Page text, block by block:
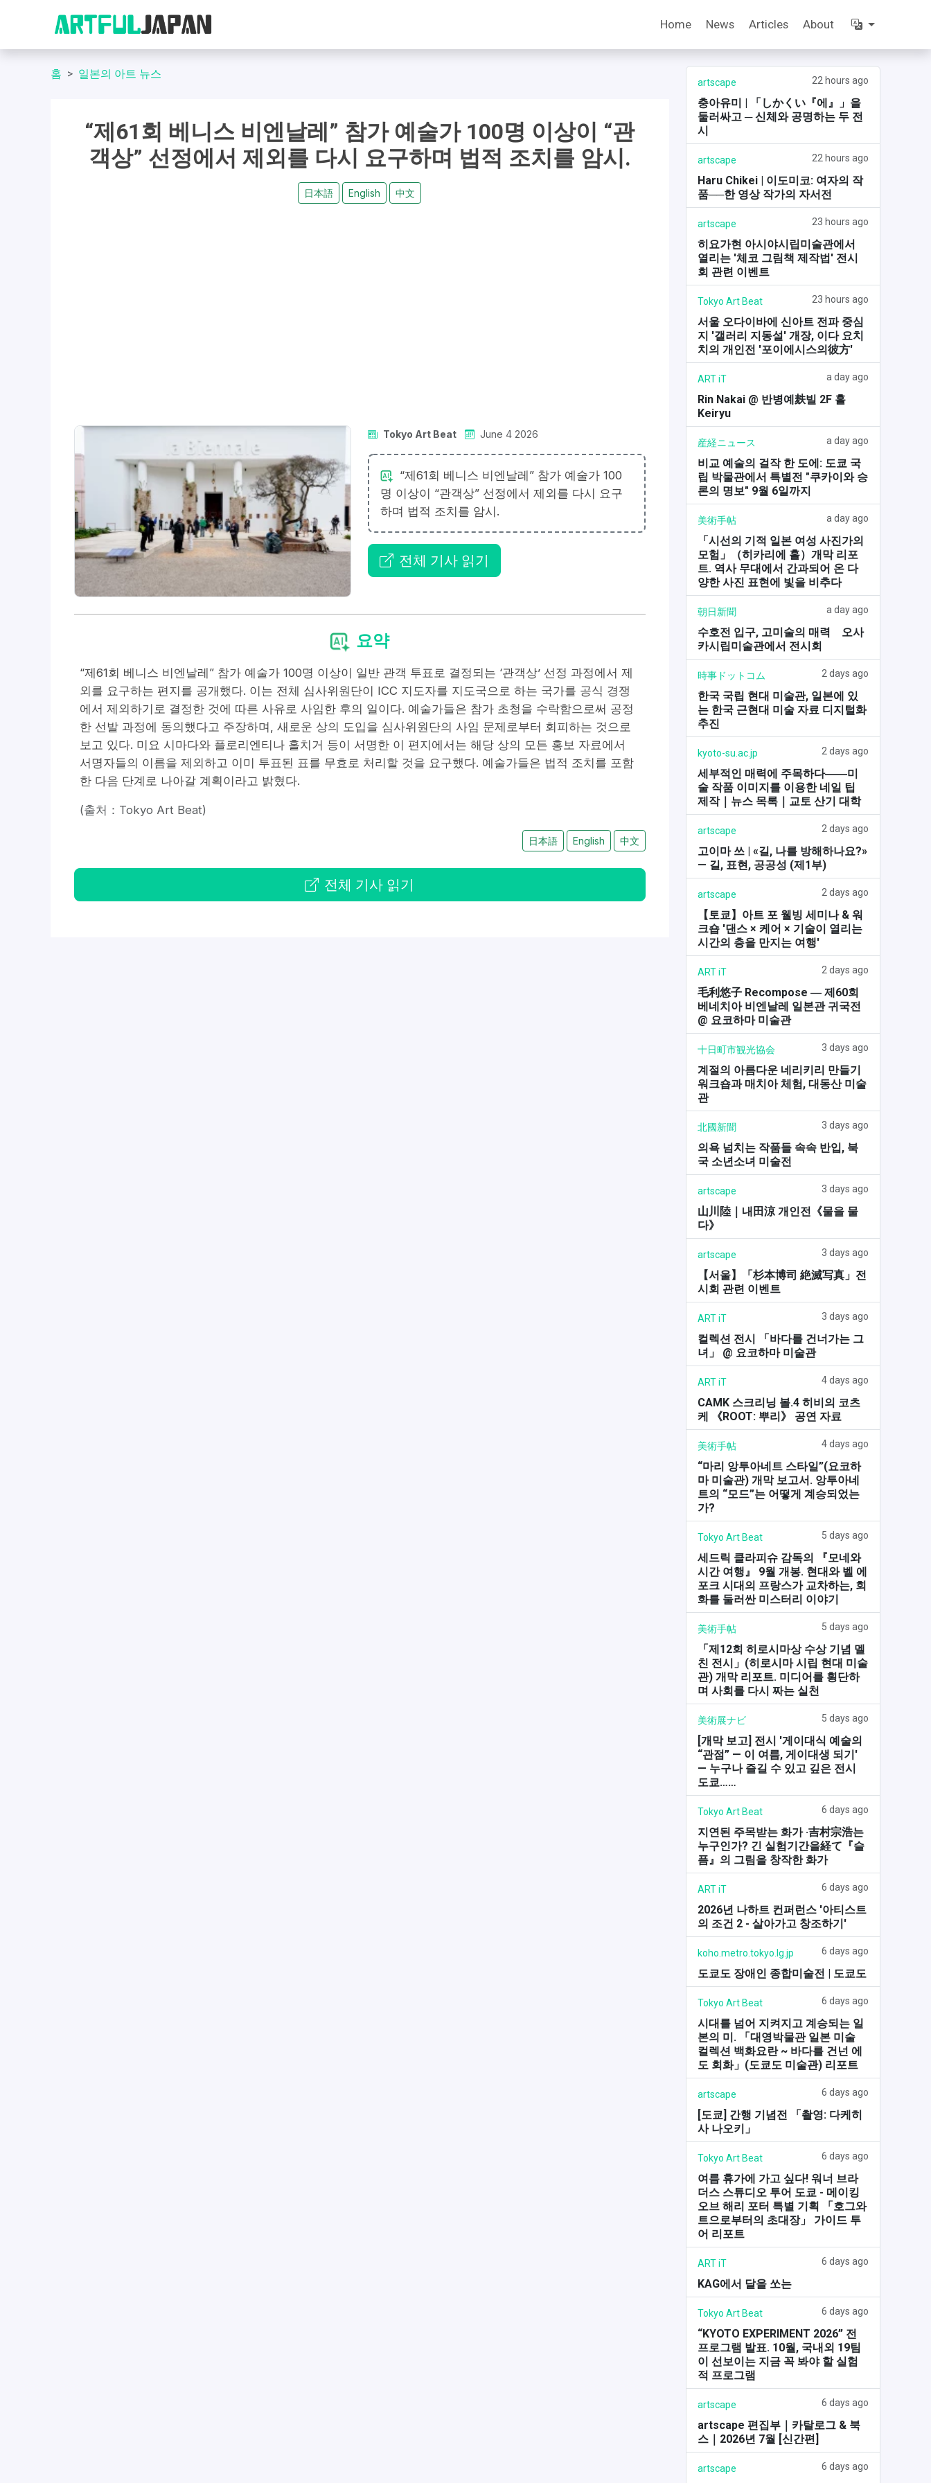
Home News Articles About
홈 일본의 아트 뉴스
“제61회 베니스 비엔날레” 참가 예술가 100명 이상이 “관
객상” 선정에서 제외를 다시 요구하며 법적 조치를 암시.
日本語 English 中文
Tokyo Art Beat June 4 2026
“제61회 베니스 비엔날레” 참가 예술가 100
명 이상이 “관객상” 선정에서 제외를 다시 요구
하며 법적 조치를 암시.
전체 기사 읽기
요약
“제61회 베니스 비엔날레” 참가 예술가 100명 이상이 일반 관객 투표로 결정되는 ‘관객상’ 선정 과정에서 제
외를 요구하는 편지를 공개했다. 이는 전체 심사위원단이 ICC 지도자를 지도국으로 하는 국가를 공식 경쟁
에서 제외하기로 결정한 것에 따른 사유로 사임한 후의 일이다. 예술가들은 참가 초청을 수락함으로써 공정
한 선발 과정에 동의했다고 주장하며, 새로운 상의 도입을 심사위원단의 사임 문제로부터 회피하는 것으로
보고 있다. 미요 시마다와 플로리엔티나 홀치거 등이 서명한 이 편지에서는 해당 상의 모든 홍보 자료에서
서명자들의 이름을 제외하고 이미 투표된 표를 무효로 처리할 것을 요구했다. 예술가들은 법적 조치를 포함
한 다음 단계로 나아갈 계획이라고 밝혔다.
(출처：Tokyo Art Beat)
日本語 English 中文
전체 기사 읽기
artscape 22 hours ago
충아유미 | 「しかくい『에』」을
둘러싸고 ─ 신체와 공명하는 두 전
시
artscape 22 hours ago
Haru Chikei | 이도미코: 여자의 작
품──한 영상 작가의 자서전
artscape 23 hours ago
히요가현 아시야시립미술관에서
열리는 '체코 그림책 제작법' 전시
회 관련 이벤트
Tokyo Art Beat 23 hours ago
서울 오다이바에 신아트 전파 중심
지 '갤러리 지동설' 개장, 이다 요치
치의 개인전 '포이에시스의彼方'
ART iT a day ago
Rin Nakai @ 반병예麸빌 2F 홀
Keiryu
産経ニュース a day ago
비교 예술의 걸작 한 도에: 도쿄 국
립 박물관에서 특별전 "쿠카이와 승
론의 명보" 9월 6일까지
美術手帖 a day ago
「시선의 기적 일본 여성 사진가의
모험」（히카리에 홀）개막 리포
트. 역사 무대에서 간과되어 온 다
양한 사진 표현에 빛을 비추다
朝日新聞 a day ago
수호전 입구, 고미술의 매력 오사
카시립미술관에서 전시회
時事ドットコム 2 days ago
한국 국립 현대 미술관, 일본에 있
는 한국 근현대 미술 자료 디지털화
추진
kyoto-su.ac.jp 2 days ago
세부적인 매력에 주목하다――미
술 작품 이미지를 이용한 네일 팁
제작｜뉴스 목록｜교토 산기 대학
artscape 2 days ago
고이마 쓰 | «길, 나를 방해하나요?»
— 길, 표현, 공공성 (제1부)
artscape 2 days ago
【토쿄】아트 포 웰빙 세미나 & 워
크숍 '댄스 × 케어 × 기술이 열리는
시간의 층을 만지는 여행'
ART iT 2 days ago
毛利悠子 Recompose ― 제60회
베네치아 비엔날레 일본관 귀국전
@ 요코하마 미술관
十日町市観光協会 3 days ago
계절의 아름다운 네리키리 만들기
워크숍과 매치아 체험, 대동산 미술
관
北國新聞 3 days ago
의욕 넘치는 작품들 속속 반입, 북
국 소년소녀 미술전
artscape 3 days ago
山川陸｜내田涼 개인전《물을 물
다》
artscape 3 days ago
【서울】「杉本博司 絶滅写真」전
시회 관련 이벤트
ART iT 3 days ago
컬렉션 전시 「바다를 건너가는 그
녀」 @ 요코하마 미술관
ART iT 4 days ago
CAMK 스크리닝 볼.4 히비의 코츠
케 《ROOT: 뿌리》 공연 자료
美術手帖 4 days ago
“마리 앙투아네트 스타일”(요코하
마 미술관) 개막 보고서. 앙투아네
트의 “모드”는 어떻게 계승되었는
가?
Tokyo Art Beat 5 days ago
세드릭 클라피슈 감독의 『모네와
시간 여행』 9월 개봉. 현대와 벨 에
포크 시대의 프랑스가 교차하는, 회
화를 둘러싼 미스터리 이야기
美術手帖 5 days ago
「제12회 히로시마상 수상 기념 멜
친 전시」(히로시마 시립 현대 미술
관) 개막 리포트. 미디어를 횡단하
며 사회를 다시 짜는 실천
美術展ナビ 5 days ago
[개막 보고] 전시 '게이대식 예술의
“관점” — 이 여름, 게이대생 되기'
— 누구나 즐길 수 있고 깊은 전시
도쿄……
Tokyo Art Beat 6 days ago
지연된 주목받는 화가 ·吉村宗浩는
누구인가? 긴 실험기간을経て『슬
픔』의 그림을 창작한 화가
ART iT 6 days ago
2026년 나하트 컨퍼런스 '아티스트
의 조건 2 - 살아가고 창조하기'
koho.metro.tokyo.lg.jp 6 days ago
도쿄도 장애인 종합미술전 | 도쿄도
Tokyo Art Beat 6 days ago
시대를 넘어 지켜지고 계승되는 일
본의 미. 「대영박물관 일본 미술
컬렉션 백화요란 ~ 바다를 건넌 에
도 회화」(도쿄도 미술관) 리포트
artscape 6 days ago
[도쿄] 간행 기념전 「촬영: 다케히
사 나오키」
Tokyo Art Beat 6 days ago
여름 휴가에 가고 싶다! 워너 브라
더스 스튜디오 투어 도쿄 - 메이킹
오브 해리 포터 특별 기획 「호그와
트으로부터의 초대장」 가이드 투
어 리포트
ART iT 6 days ago
KAG에서 달을 쏘는
Tokyo Art Beat 6 days ago
“KYOTO EXPERIMENT 2026” 전
프로그램 발표. 10월, 국내외 19팀
이 선보이는 지금 꼭 봐야 할 실험
적 프로그램
artscape 6 days ago
artscape 편집부｜카탈로그 & 북
스｜2026년 7월 [신간편]
artscape 6 days ago